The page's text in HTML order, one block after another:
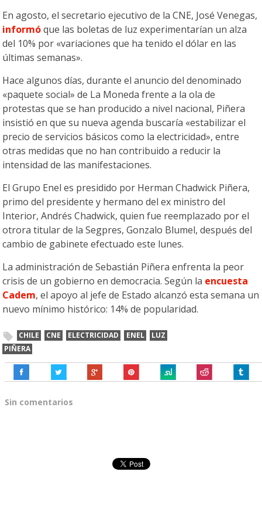
En agosto, el secretario ejecutivo de la CNE, José Venegas,
informóque las boletas de luz experimentarían un alza
del 10% por «variaciones que ha tenido el dólar en las
últimas semanas».
Hace algunos días, durante el anuncio del denominado
«paquete social» de La Moneda frente a la ola de
protestas que se han producido a nivel nacional, Piñera
insistió en que su nueva agenda buscaría «estabilizar el
precio de servicios básicos como la electricidad», entre
otras medidas que no han contribuido a reducir la
intensidad de las manifestaciones.
El Grupo Enel es presidido por Herman Chadwick Piñera,
primo del presidente y hermano del ex ministro del
Interior, Andrés Chadwick, quien fue reemplazado por el
otrora titular de la Segpres, Gonzalo Blumel, después del
cambio de gabinete efectuado este lunes.
La administración de Sebastián Piñera enfrenta la peor
crisis de un gobierno en democracia. Según la encuesta
Cadem, el apoyo al jefe de Estado alcanzó esta semana un
nuevo mínimo histórico: 14% de popularidad.
CHILE CNE ELECTRICIDAD ENEL
LUZ
PIÑERA
Sin comentarios